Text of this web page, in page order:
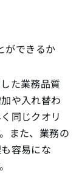
ができるか
た業務品質
や入れ替わ
同じクオリ
また、業務の
容易にな